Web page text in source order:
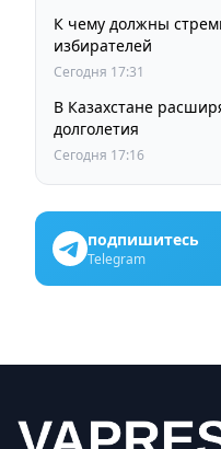
К чему должны
избирателей
Сегодня 17:31
В Казахстане
долголетия
Сегодня 17:16
подпишитесь
Telegram